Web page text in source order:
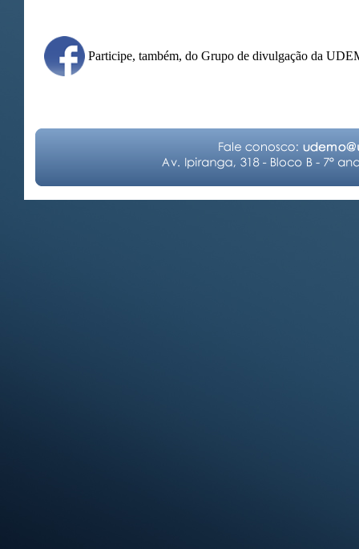
Participe, também, do Grupo de divulgação da